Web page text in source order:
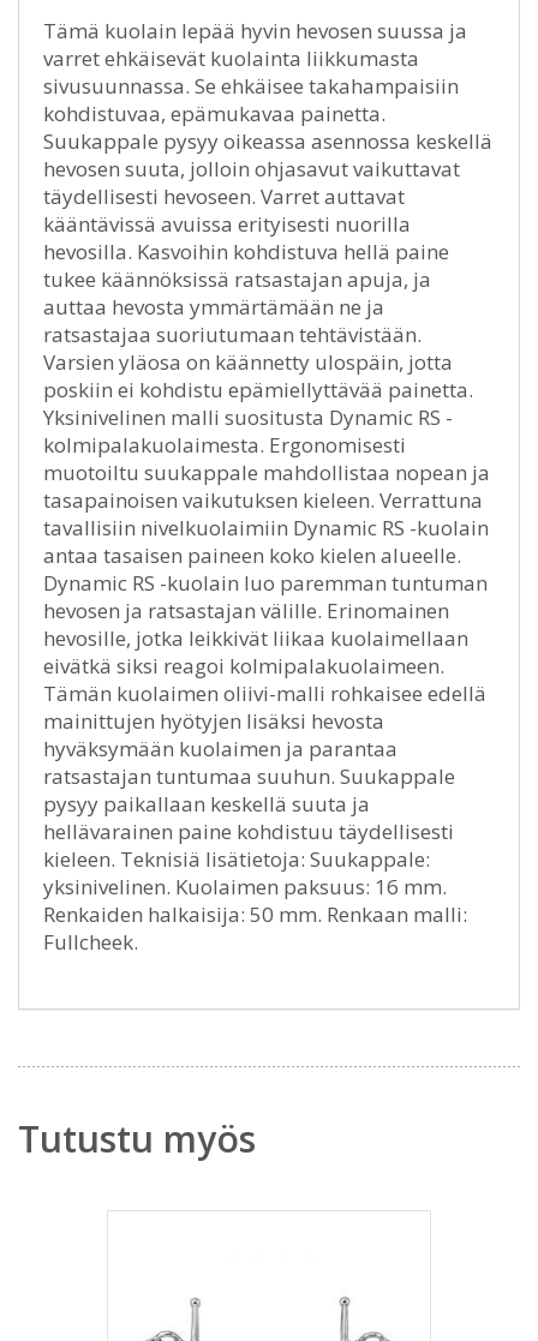
Tämä kuolain lepää hyvin hevosen suussa ja
varret ehkäisevät kuolainta liikkumasta
sivusuunnassa. Se ehkäisee takahampaisiin
kohdistuvaa, epämukavaa painetta.
Suukappale pysyy oikeassa asennossa keskellä
hevosen suuta, jolloin ohjasavut vaikuttavat
täydellisesti hevoseen. Varret auttavat
kääntävissä avuissa erityisesti nuorilla
hevosilla. Kasvoihin kohdistuva hellä paine
tukee käännöksissä ratsastajan apuja, ja
auttaa hevosta ymmärtämään ne ja
ratsastajaa suoriutumaan tehtävistään.
Varsien yläosa on käännetty ulospäin, jotta
poskiin ei kohdistu epämiellyttävää painetta.
Yksinivelinen malli suositusta Dynamic RS -
kolmipalakuolaimesta. Ergonomisesti
muotoiltu suukappale mahdollistaa nopean ja
tasapainoisen vaikutuksen kieleen. Verrattuna
tavallisiin nivelkuolaimiin Dynamic RS -kuolain
antaa tasaisen paineen koko kielen alueelle.
Dynamic RS -kuolain luo paremman tuntuman
hevosen ja ratsastajan välille. Erinomainen
hevosille, jotka leikkivät liikaa kuolaimellaan
eivätkä siksi reagoi kolmipalakuolaimeen.
Tämän kuolaimen oliivi-malli rohkaisee edellä
mainittujen hyötyjen lisäksi hevosta
hyväksymään kuolaimen ja parantaa
ratsastajan tuntumaa suuhun. Suukappale
pysyy paikallaan keskellä suuta ja
hellävarainen paine kohdistuu täydellisesti
kieleen. Teknisiä lisätietoja: Suukappale:
yksinivelinen. Kuolaimen paksuus: 16 mm.
Renkaiden halkaisija: 50 mm. Renkaan malli:
Fullcheek.
Tutustu myös